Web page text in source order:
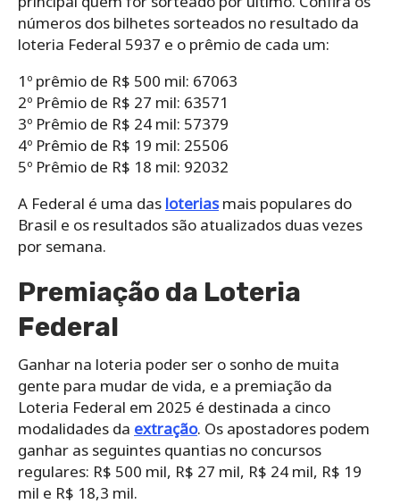
números dos bilhetes sorteados no resultado da
loteria Federal 5937 e o prêmio de cada um:
1º prêmio de R$ 500 mil: 67063
2º Prêmio de R$ 27 mil: 63571
3º Prêmio de R$ 24 mil: 57379
4º Prêmio de R$ 19 mil: 25506
5º Prêmio de R$ 18 mil: 92032
A Federal é uma das loteriasmais populares do
Brasil e os resultados são atualizados duas vezes
por semana.
Premiação da Loteria
Federal
Ganhar na loteria poder ser o sonho de muita
gente para mudar de vida, e a premiação da
Loteria Federal em 2025 é destinada a cinco
modalidades da extração. Os apostadores podem
ganhar as seguintes quantias no concursos
regulares: R$ 500 mil, R$ 27 mil, R$ 24 mil, R$ 19
mil e R$ 18,3 mil.